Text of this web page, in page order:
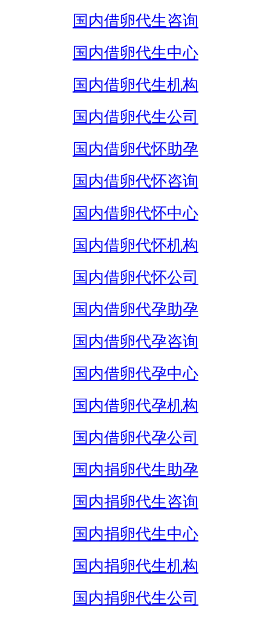
国内借卵代生咨询
国内借卵代生中心
国内借卵代生机构
国内借卵代生公司
国内借卵代怀助孕
国内借卵代怀咨询
国内借卵代怀中心
国内借卵代怀机构
国内借卵代怀公司
国内借卵代孕助孕
国内借卵代孕咨询
国内借卵代孕中心
国内借卵代孕机构
国内借卵代孕公司
国内捐卵代生助孕
国内捐卵代生咨询
国内捐卵代生中心
国内捐卵代生机构
国内捐卵代生公司